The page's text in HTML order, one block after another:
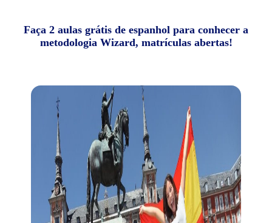
Faça 2 aulas grátis de espanhol para conhecer a
metodologia Wizard, matrículas abertas!